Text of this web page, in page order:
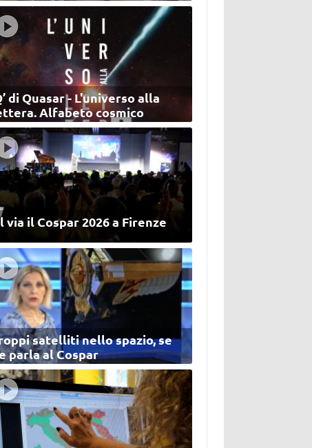
di Quasar - L'universo alla
Alfabeto cosmico
via il Cospar 2026 a Firenze
satelliti nello spazio, se
parla al Cospar